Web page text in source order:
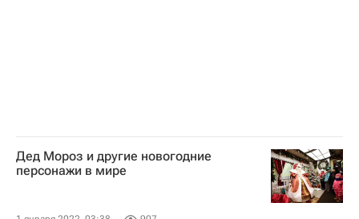
Дед Мороз и другие новогодние
персонажи в мире